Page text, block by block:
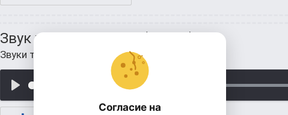
Звук холостого хода (stereo)
Звуки транспорта Звуки автогонок
Согласие на